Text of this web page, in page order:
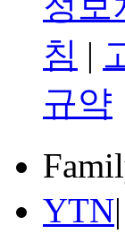
침 |
규약
YTN|